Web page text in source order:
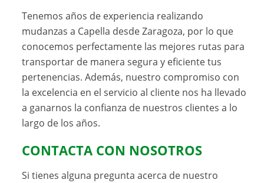
Tenemos años de experiencia realizando
mudanzas a Capella desde Zaragoza, por lo que
conocemos perfectamente las mejores rutas para
transportar de manera segura y eficiente tus
pertenencias. Además, nuestro compromiso con
la excelencia en el servicio al cliente nos ha llevado
a ganarnos la confianza de nuestros clientes a lo
largo de los años.
CONTACTA CON NOSOTROS
Si tienes alguna pregunta acerca de nuestro